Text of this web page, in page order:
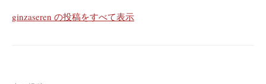
ginzaseren の投稿をすべて表示